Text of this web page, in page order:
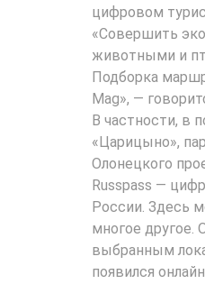
цифровом
«Совершить
животными и
Подборка
Mag», —
В частности, в
«Царицыно»,
Олонецкого
Russpass —
России. Здесь
многое другое.
выбранным
появился